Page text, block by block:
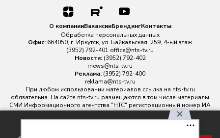
О компанииВакансииБрендингКонтакты
Обработка персональных данных
Офис: 664050, г. Иркутск, ул. Байкальская, 259, 4-ый этаж
(3952) 792-401 office@nts-tv.ru
Новости: (3952) 792-402
rnews@nts-tv.ru
Реклама: (3952) 792-400
reklama@nts-tv.ru
При любом использовании материалов ссылка на nts-tv.ru
обязательна. На сайте nts-tv.ru размещаются в том числе материалы
СМИ Информационного агентства "НТС" регистрационный номер ИА
№ ФС 77 - 88763 зарегистрировано Федеральной службой по
надзору в сфере связи, информационных технологий и массовых